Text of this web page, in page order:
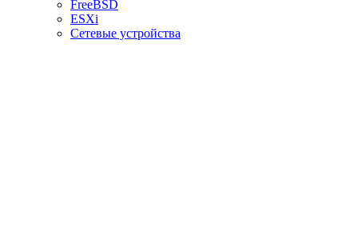
FreeBSD
ESXi
Сетевые устройства